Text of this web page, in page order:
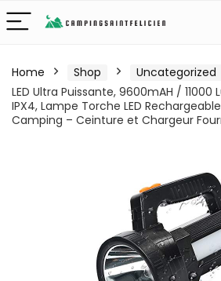
Home Shop Uncategorized
LED Ultra Puissante, 9600mAH /
IPX4, Lampe Torche LED
Camping – Ceinture et Chargeur